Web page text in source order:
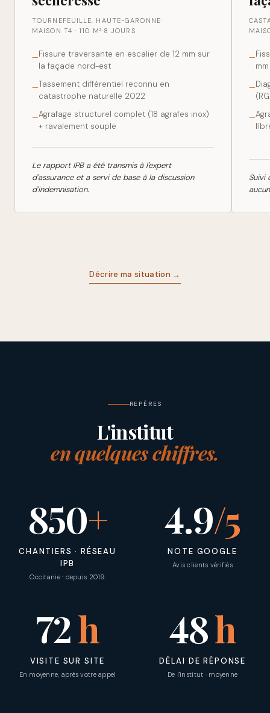
TOURNEFEUILLE, HAUTE-GARONNE·
MAISON T4 · 110 M²·8 JOURS
—Fissure traversante en escalier de 12 mm sur
la façade nord-est
—Tassement différentiel reconnu en
catastrophe naturelle 2022
—Agrafage structurel complet (18 agrafes inox)
+ ravalement souple
Le rapport IPB a été transmis à l'expert
d'assurance et a servi de base à la discussion
d'indemnisation.
—
—
—
Suivi
Décrire ma situation →
REPÈRES
L'institut
en quelques chiffres.
850+
CHANTIERS · RÉSEAU
IPB
Occitanie · depuis 2019
4.9/5
NOTE GOOGLE
Avis clients vérifiés
72h
VISITE SUR SITE
En moyenne, après votre appel
48h
DÉLAI DE RÉPONSE
De l'institut · moyenne